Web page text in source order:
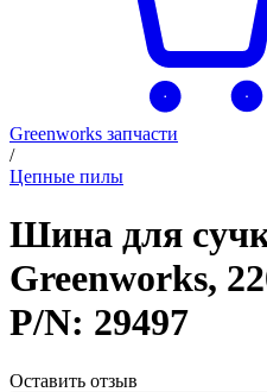
Greenworks запчасти
/
Цепные пилы
Шина для
Greenworks,
P/N: 29497
Оставить отзыв